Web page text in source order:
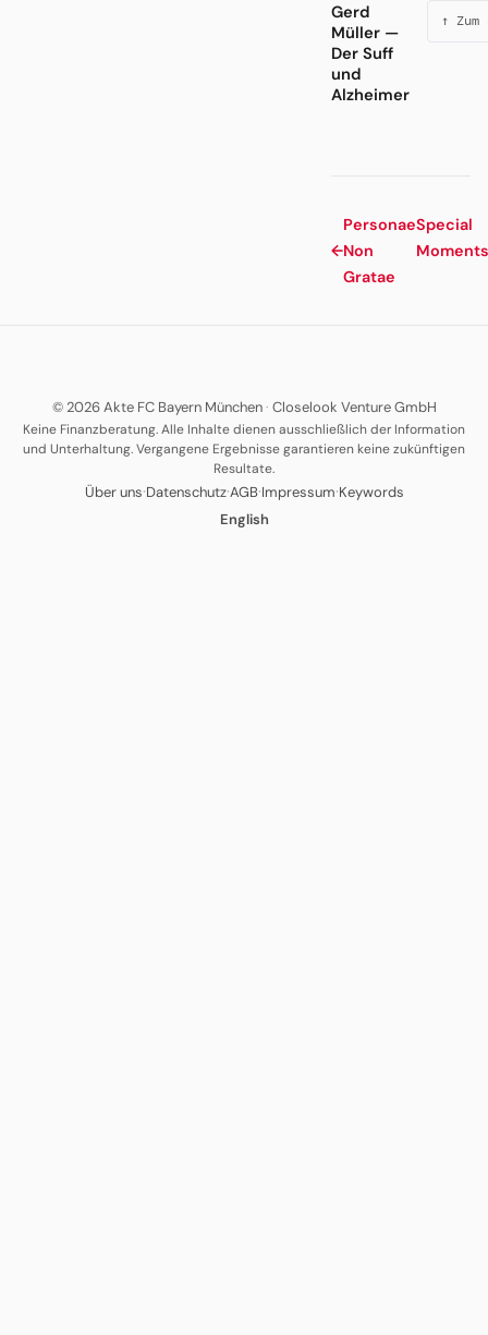
Gerd
Müller —
Der Suff
und
Alzheimer
↑
←
Personae
Non
Gratae
Special
Moments
© 2026 Akte FC Bayern München· Closelook Venture GmbH
Keine Finanzberatung. Alle Inhalte dienen ausschließlich der Information
und Unterhaltung. Vergangene Ergebnisse garantieren keine zukünftigen
Resultate.
Über uns·Datenschutz·AGB·Impressum·Keywords
English